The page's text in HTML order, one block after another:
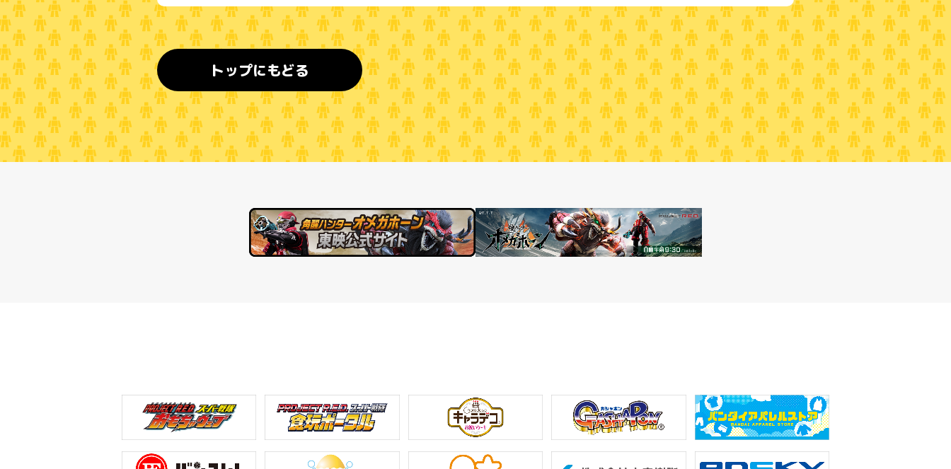
トップにもどる